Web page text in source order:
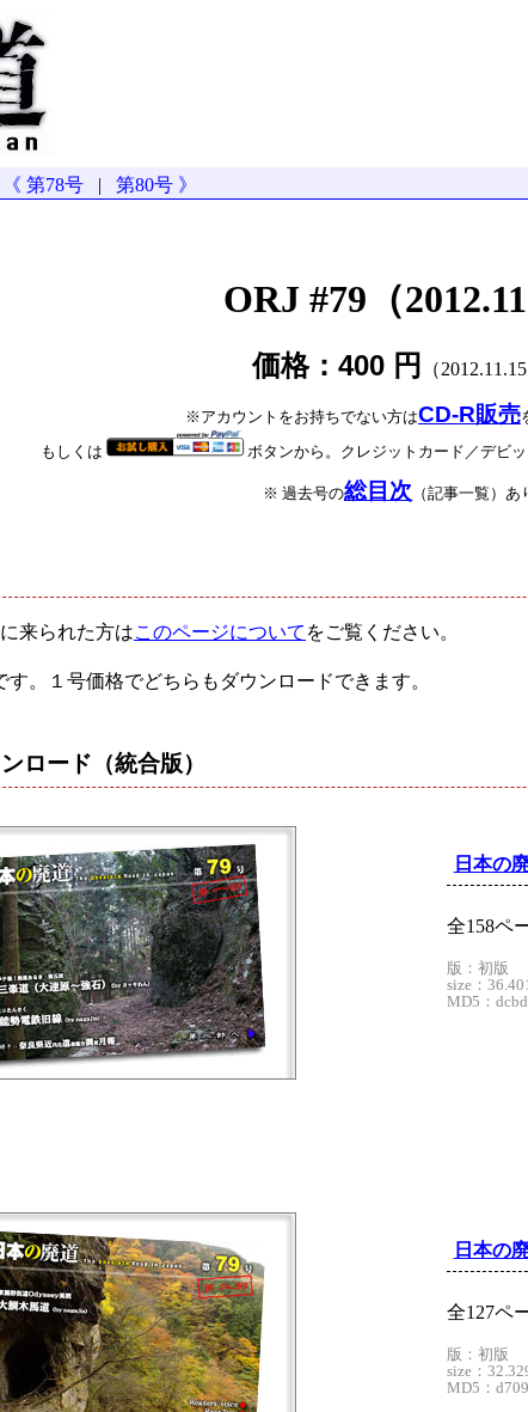
《 第78号 | 第80号 》
ORJ #79（
価格：400 円 （
※アカウントをお持ちでない方はCD-R販売
もしくは ボタンから。クレジットカード／デビ
※ 過去号の総目次 （記事一覧）あ
来られた方はこのページについて をご覧ください。
す。１号価格でどちらもダウンロードできます。
ロード （統合版）
日本の
全158ペ
版：初版
size：
MD5：
日本の
全127ペ
版：初版
size：
MD5：